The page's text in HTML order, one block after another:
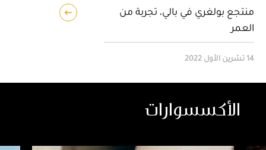
منتجع بولغري في بالي، تجربة من
العمر
14 تشرين الأول 2022
الأكسسوارات